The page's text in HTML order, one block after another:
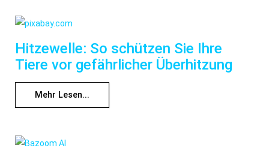
Hitzewelle: So schützen Sie Ihre
Tiere vor gefährlicher Überhitzung
Mehr Lesen...